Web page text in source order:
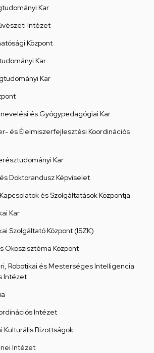
Kar
Intézet
Központ
Kar
Kar
és Gyógypedagógiai Kar
és Élelmiszerfejlesztési Koordinációs
Kar
Doktorandusz Képviselet
és Szolgáltatások Központja
Kar
Szolgáltató Központ (ISZK)
Ökoszisztéma Központ
Robotikai és Mesterséges Intelligencia
Intézet
Intézet
Kulturális Bizottságok
Intézet